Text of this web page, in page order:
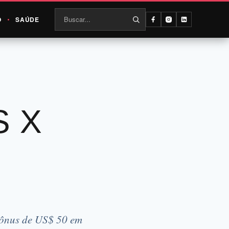
SAÚDE
X
de US$ 50 em